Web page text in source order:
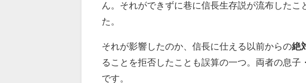
ん。それができずに巷に信長生存説が流布したこ
た。
それが影響したのか、信長に仕える以前からの絶
ることを拒否したことも誤算の一つ。両者の息
です。